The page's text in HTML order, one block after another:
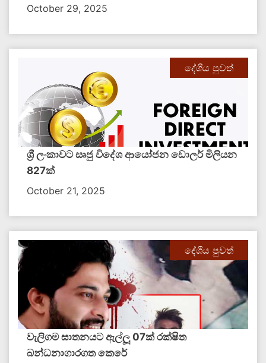
October 29, 2025
දේශීය පුවත්
ශ්‍රී ලංකාවට සෘජු විදේශ ආයෝජන ඩොලර් මිලියන
827ක්
October 21, 2025
දේශීය පුවත්
වැලිගම ඝාතනයට ඇල්ලූ 07ක් රක්ෂිත
බන්ධනාගාරගත කෙරේ